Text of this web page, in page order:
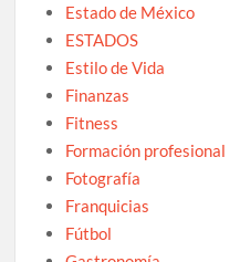
Estado de México
ESTADOS
Estilo de Vida
Finanzas
Fitness
Formación profesional
Fotografía
Franquicias
Fútbol